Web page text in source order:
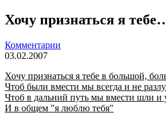
Хочу признаться я
Комментарии
03.02.2007
Хочу признаться я тебе в большой,
Чтоб были вмести мы всегда и не
Чтоб в дальний путь мы вмести шли и
И в общем "я люблю тебя"